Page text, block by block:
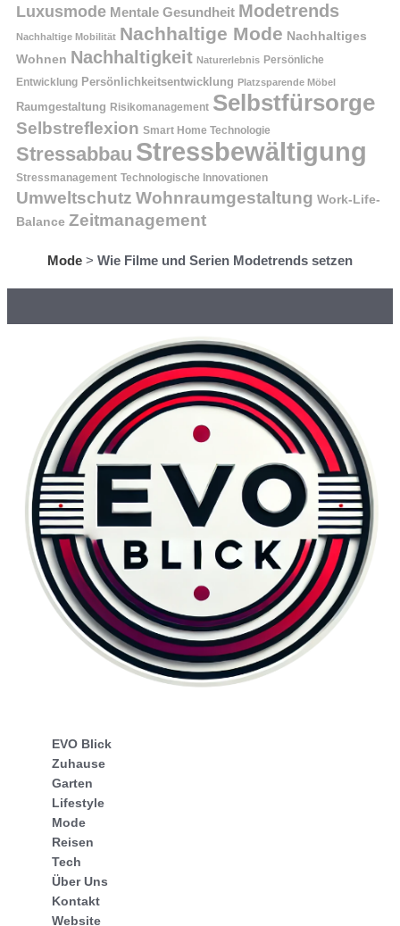
Luxusmode Mentale Gesundheit Modetrends
Nachhaltige Mobilität Nachhaltige Mode Nachhaltiges
Wohnen Nachhaltigkeit Naturerlebnis Persönliche
Entwicklung Persönlichkeitsentwicklung Platzsparende Möbel
Raumgestaltung Risikomanagement Selbstfürsorge
Selbstreflexion Smart Home Technologie
Stressabbau Stressbewältigung
Stressmanagement Technologische Innovationen
Umweltschutz Wohnraumgestaltung Work-Life-
Balance Zeitmanagement
Mode > Wie Filme und Serien Modetrends setzen
EVO Blick
Zuhause
Garten
Lifestyle
Mode
Reisen
Tech
Über Uns
Kontakt
Website